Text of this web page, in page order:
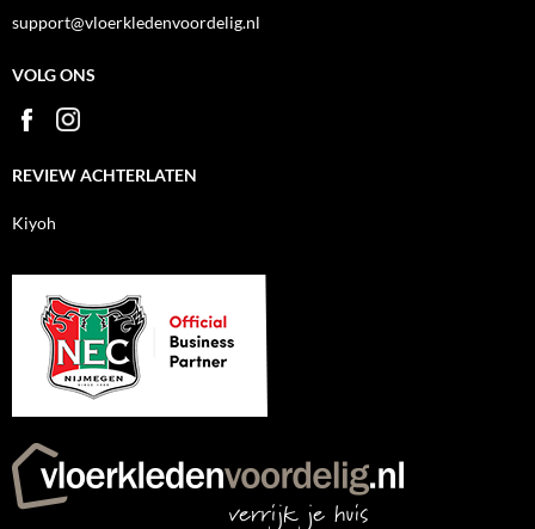
support@vloerkledenvoordelig.nl
VOLG ONS
REVIEW ACHTERLATEN
Kiyoh